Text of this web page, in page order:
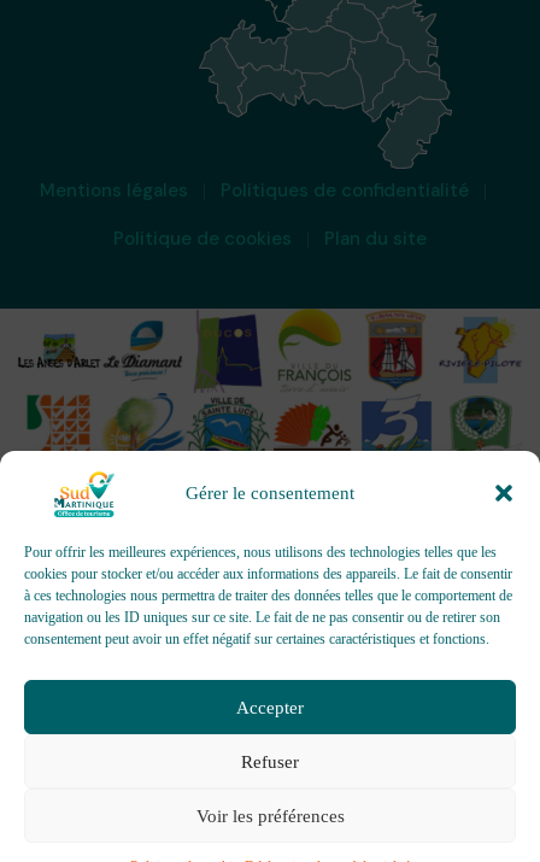
Gérer le consentement
Pour offrir les meilleures expériences, nous utilisons des technologies telles que les
cookies pour stocker et/ou accéder aux informations des appareils. Le fait de consentir
à ces technologies nous permettra de traiter des données telles que le comportement de
navigation ou les ID uniques sur ce site. Le fait de ne pas consentir ou de retirer son
consentement peut avoir un effet négatif sur certaines caractéristiques et fonctions.
Accepter
Refuser
Voir les préférences
Mentions légales
Politiques de confidentialité
Politique de cookies
Plan du site
OFFICES DE TOURISME - Pour les activités d’accueil,
d’information, de promotion/communication, de création et gestion
d’événements